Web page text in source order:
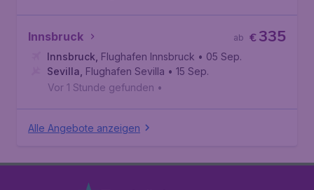
Innsbruck €335
ab
Innsbruck Flughafen Innsbruck • 05 Sep.
Sevilla Flughafen Sevilla • 15 Sep.
Vor 1 Stunde gefunden •
Alle Angebote anzeigen